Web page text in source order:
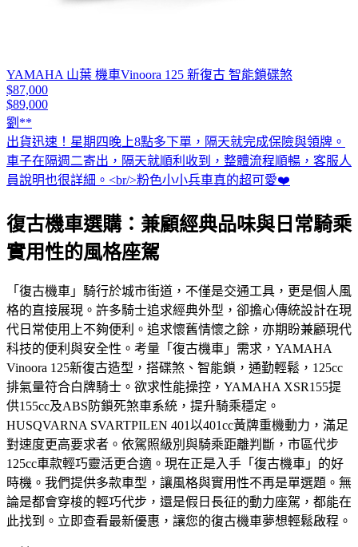
YAMAHA 山葉 機車Vinoora 125 新復古 智能鎖碟煞
$87,000
$89,000
劉**
出貨迅速！星期四晚上8點多下單，隔天就完成保險與領牌。
車子在隔週二寄出，隔天就順利收到，整體流程順暢，客服人
員說明也很詳細。<br/>粉色小小兵車真的超可愛❤️
復古機車選購：兼顧經典品味與日常騎乘
實用性的風格座駕
「復古機車」騎行於城市街道，不僅是交通工具，更是個人風
格的直接展現。許多騎士追求經典外型，卻擔心傳統設計在現
代日常使用上不夠便利。追求懷舊情懷之餘，亦期盼兼顧現代
科技的便利與安全性。考量「復古機車」需求，YAMAHA
Vinoora 125新復古造型，搭碟煞、智能鎖，通勤輕鬆，125cc
排氣量符合白牌騎士。欲求性能操控，YAMAHA XSR155提
供155cc及ABS防鎖死煞車系統，提升騎乘穩定。
HUSQVARNA SVARTPILEN 401以401cc黃牌重機動力，滿足
對速度更高要求者。依駕照級別與騎乘距離判斷，市區代步
125cc車款輕巧靈活更合適。現在正是入手「復古機車」的好
時機。我們提供多款車型，讓風格與實用性不再是單選題。無
論是都會穿梭的輕巧代步，還是假日長征的動力座駕，都能在
此找到。立即查看最新優惠，讓您的復古機車夢想輕鬆啟程。